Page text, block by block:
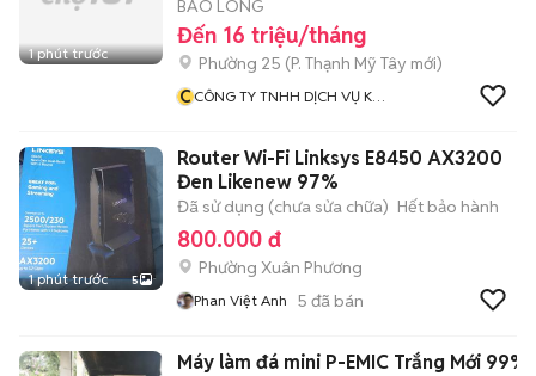
1 phút trước
BẢO LONG
Đến 16 triệu/tháng
Phường 25 (P. Thạnh Mỹ Tây mới)
CCÔNG TY TNHH DỊCH VỤ KỸ
1 phút trước 5
Router Wi-Fi Linksys E8450 AX3200
Đen Likenew 97%
Đã sử dụng (chưa sửa chữa) Hết bảo hành
800.000 đ
Phường Xuân Phương
Phan Việt Anh 5 đã bán
Máy làm đá mini P-EMIC Trắng Mới 99%